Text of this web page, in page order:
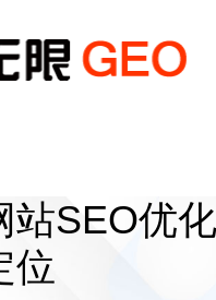
站SEO优
位